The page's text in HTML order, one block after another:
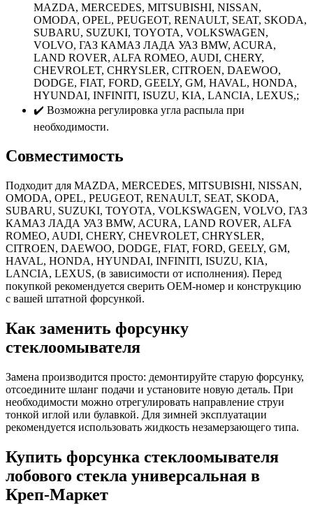
MAZDA, MERCEDES, MITSUBISHI, NISSAN,
OMODA, OPEL, PEUGEOT, RENAULT, SEAT, SKODA,
SUBARU, SUZUKI, TOYOTA, VOLKSWAGEN,
VOLVO, ГАЗ КАМАЗ ЛАДА УАЗ BMW, ACURA,
LAND ROVER, ALFA ROMEO, AUDI, CHERY,
CHEVROLET, CHRYSLER, CITROEN, DAEWOO,
DODGE, FIAT, FORD, GEELY, GM, HAVAL, HONDA,
HYUNDAI, INFINITI, ISUZU, KIA, LANCIA, LEXUS,;
✔️ Возможна регулировка угла распыла при
необходимости.
Совместимость
Подходит для MAZDA, MERCEDES, MITSUBISHI, NISSAN,
OMODA, OPEL, PEUGEOT, RENAULT, SEAT, SKODA,
SUBARU, SUZUKI, TOYOTA, VOLKSWAGEN, VOLVO, ГАЗ
КАМАЗ ЛАДА УАЗ BMW, ACURA, LAND ROVER, ALFA
ROMEO, AUDI, CHERY, CHEVROLET, CHRYSLER,
CITROEN, DAEWOO, DODGE, FIAT, FORD, GEELY, GM,
HAVAL, HONDA, HYUNDAI, INFINITI, ISUZU, KIA,
LANCIA, LEXUS, (в зависимости от исполнения). Перед
покупкой рекомендуется сверить OEM-номер и конструкцию
с вашей штатной форсункой.
Как заменить форсунку
стеклоомывателя
Замена производится просто: демонтируйте старую форсунку,
отсоедините шланг подачи и установите новую деталь. При
необходимости можно отрегулировать направление струи
тонкой иглой или булавкой. Для зимней эксплуатации
рекомендуется использовать жидкость незамерзающего типа.
Купить форсунка стеклоомывателя
лобового стекла универсальная в
Креп-Маркет